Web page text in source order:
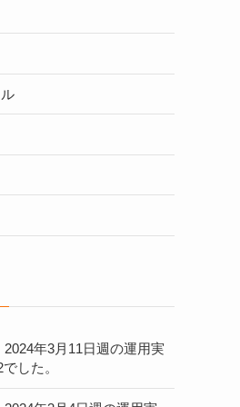
2024年3月11日週の運用実
した。